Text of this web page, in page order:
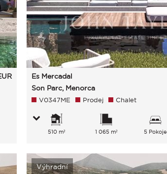
Es Mercadal
Son Parc, Menorca
V0347ME Prodej Chalet
510 m² 1 065 m² 5 Pokoje
Výhradní